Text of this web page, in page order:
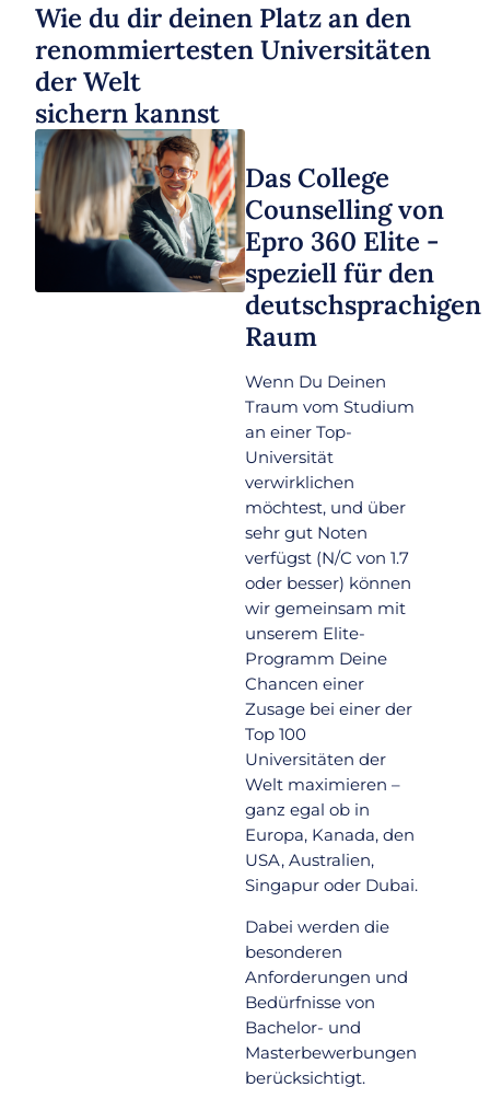
Wie du dir deinen Platz an den
renommiertesten Universitäten
der Welt
sichern kannst
Das College
Counselling von
Epro 360 Elite -
speziell für den
deutschsprachigen
Raum
Wenn Du Deinen
Traum vom Studium
an einer Top-
Universität
verwirklichen
möchtest, und über
sehr gut Noten
verfügst (N/C von 1.7
oder besser) können
wir gemeinsam mit
unserem Elite-
Programm Deine
Chancen einer
Zusage bei einer der
Top 100
Universitäten der
Welt maximieren –
ganz egal ob in
Europa, Kanada, den
USA, Australien,
Singapur oder Dubai.
Dabei werden die
besonderen
Anforderungen und
Bedürfnisse von
Bachelor- und
Masterbewerbungen
berücksichtigt.